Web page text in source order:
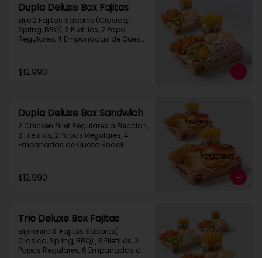
Dupla Deluxe Box Fajitas
Elije 2 Fajitas Sabores (Clasica,
Spring, BBQ), 2 Filetillos, 2 Papa
Regulares, 4 Empanadas de Queso
$12.990
Dupla Deluxe Box Sandwich
2 Chicken Fillet Regulares a Eleccion,
2 Filetillos, 2 Papas Regulares, 4
Empanadas de Queso Snack
$12.990
Trio Deluxe Box Fajitas
Elije entre 3  Fajitas Sabores(
Clasica, Spring, BBQ) , 3 Filetillos, 3
Papas Regulares, 6 Empanadas de